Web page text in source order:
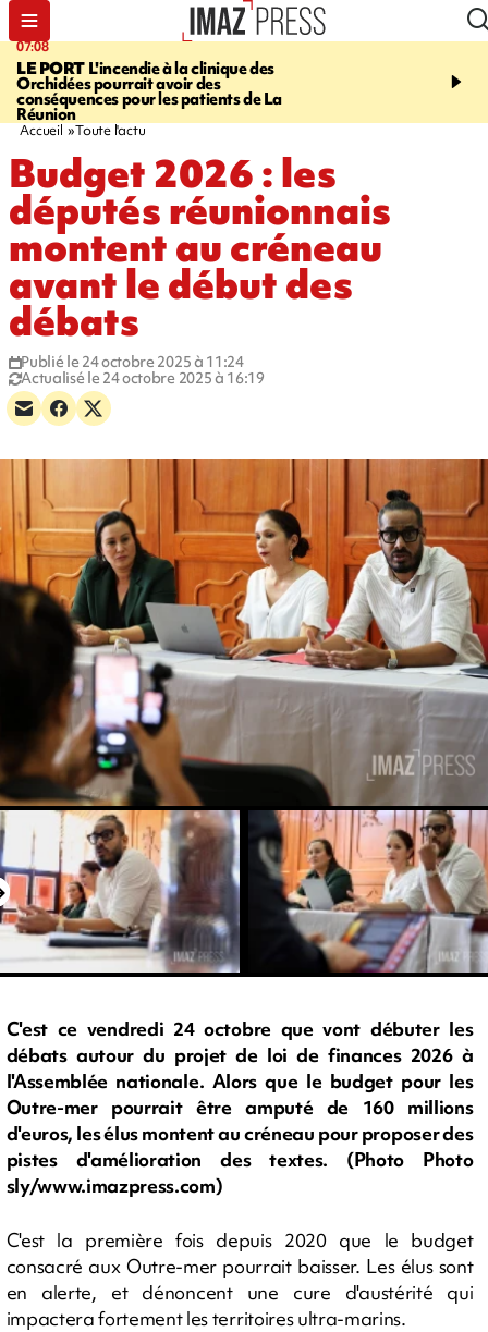
07:08
LE PORT L'incendie à la clinique des
Orchidées pourrait avoir des
conséquences pour les patients de La
Réunion
09:56
Accueil Toute l'actu
Budget 2026 : les
députés réunionnais
montent au créneau
avant le début des
débats
Publié le 24 octobre 2025 à 11:24
Actualisé le 24 octobre 2025 à 16:19
C'est ce vendredi 24 octobre que vont débuter les
débats autour du projet de loi de finances 2026 à
l'Assemblée nationale. Alors que le budget pour les
Outre-mer pourrait être amputé de 160 millions
d'euros, les élus montent au créneau pour proposer des
pistes d'amélioration des textes. (Photo Photo
sly/www.imazpress.com)
C'est la première fois depuis 2020 que le budget
consacré aux Outre-mer pourrait baisser. Les élus sont
en alerte, et dénoncent une cure d'austérité qui
impactera fortement les territoires ultra-marins.